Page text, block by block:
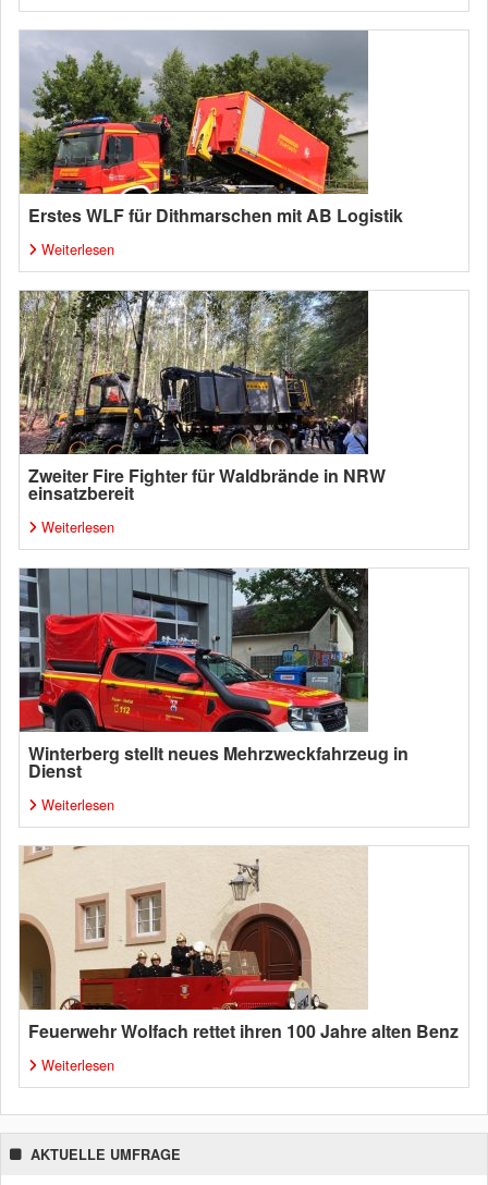
Erstes WLF für Dithmarschen mit AB Logistik
Weiterlesen
Zweiter Fire Fighter für Waldbrände in NRW
einsatzbereit
Weiterlesen
Winterberg stellt neues Mehrzweckfahrzeug in
Dienst
Weiterlesen
Feuerwehr Wolfach rettet ihren 100 Jahre alten Benz
Weiterlesen
AKTUELLE UMFRAGE